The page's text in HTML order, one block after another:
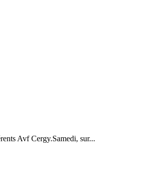
Avf Cergy.Samedi, sur...